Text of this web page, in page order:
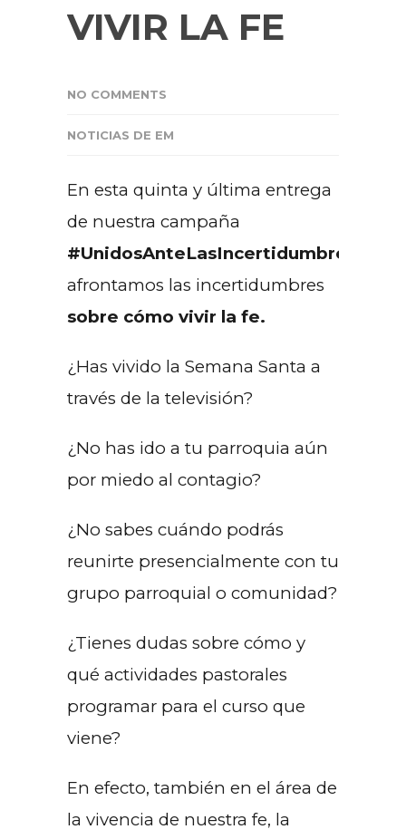
VIVIR LA FE
NO COMMENTS
NOTICIAS DE EM
En esta quinta y última entrega
de nuestra campaña
#UnidosAnteLasIncertidumbres
afrontamos las incertidumbres
sobre cómo vivir la fe.
¿Has vivido la Semana Santa a
través de la televisión?
¿No has ido a tu parroquia aún
por miedo al contagio?
¿No sabes cuándo podrás
reunirte presencialmente con tu
grupo parroquial o comunidad?
¿Tienes dudas sobre cómo y
qué actividades pastorales
programar para el curso que
viene?
En efecto, también en el área de
la vivencia de nuestra fe, la